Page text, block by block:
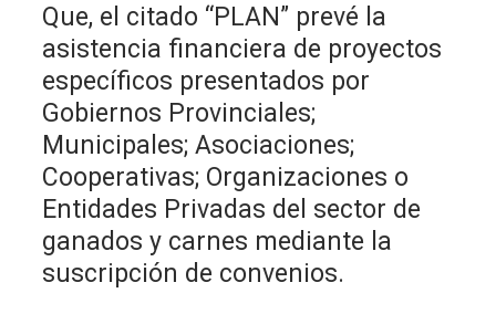
Que, el citado “PLAN” prevé la
asistencia financiera de proyectos
específicos presentados por
Gobiernos Provinciales;
Municipales; Asociaciones;
Cooperativas; Organizaciones o
Entidades Privadas del sector de
ganados y carnes mediante la
suscripción de convenios.